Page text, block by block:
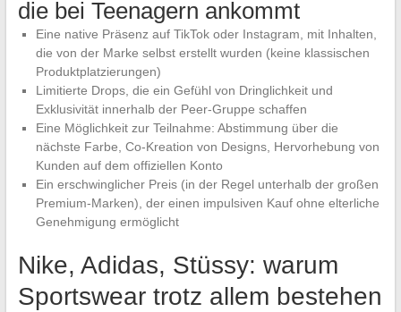
die bei Teenagern ankommt
Eine native Präsenz auf TikTok oder Instagram, mit Inhalten,
die von der Marke selbst erstellt wurden (keine klassischen
Produktplatzierungen)
Limitierte Drops, die ein Gefühl von Dringlichkeit und
Exklusivität innerhalb der Peer-Gruppe schaffen
Eine Möglichkeit zur Teilnahme: Abstimmung über die
nächste Farbe, Co-Kreation von Designs, Hervorhebung von
Kunden auf dem offiziellen Konto
Ein erschwinglicher Preis (in der Regel unterhalb der großen
Premium-Marken), der einen impulsiven Kauf ohne elterliche
Genehmigung ermöglicht
Nike, Adidas, Stüssy: warum
Sportswear trotz allem bestehen